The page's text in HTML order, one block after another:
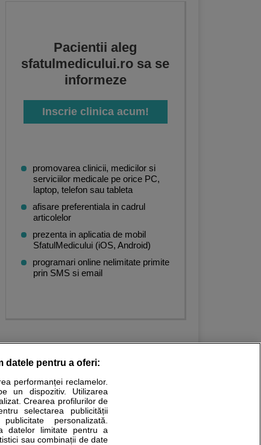
Pacientii aleg
sfatulmedicului.ro sa se
informeze
Inscrie clinica acum!
promovarea clinicii, medicilor si
serviciilor medicale pe orice PC,
laptop, telefon sau tableta
afisare preferentiala in cadrul
articolelor
prezenta in aplicatia de mobil
SfatulMedicului (iOS, Android)
programari online nelimitate primite
prin SMS si email
medicale
Ele nu pot substitui consultul medical direct si
fie medicul Dvs., fie unul dintre medicii pe care
datele pentru a oferi:
performanței reclamelor.
un dispozitiv. Utilizarea
Crearea profilurilor de
selectarea publicității
personalizată.
datelor limitate pentru a
sau combinații de date